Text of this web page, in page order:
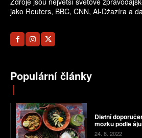
jako Reuters, BBC, CNN, Al-Džazíra a
Populární články
Dietní
mozku podle
24. 8. 2022